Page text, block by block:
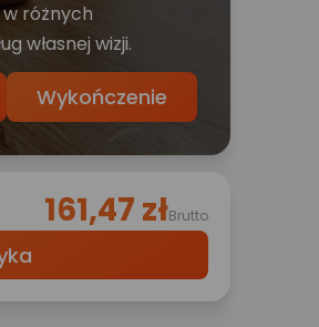
różnych
własnej wizji.
Wykończenie
161,47 złBrutto